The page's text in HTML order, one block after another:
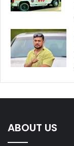
ABOUT US